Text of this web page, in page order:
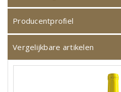
Producentprofiel
Vergelijkbare artikelen